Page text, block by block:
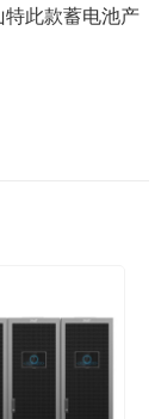
此款蓄电池产